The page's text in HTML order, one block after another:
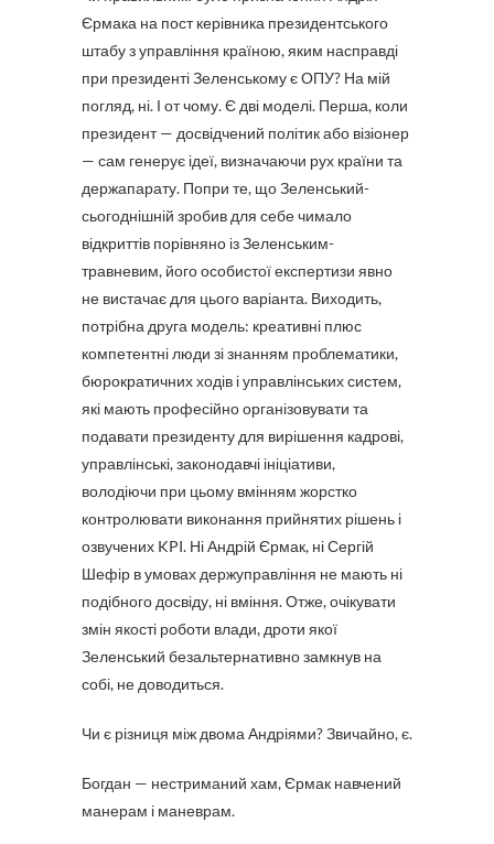
Єрмака на пост керівника президентського
штабу з управління країною, яким насправді
при президенті Зеленському є ОПУ? На мій
погляд, ні. І от чому. Є дві моделі. Перша, коли
президент — досвідчений політик або візіонер
— сам генерує ідеї, визначаючи рух країни та
держапарату. Попри те, що Зеленський-
сьогоднішній зробив для себе чимало
відкриттів порівняно із Зеленським-
травневим, його особистої експертизи явно
не вистачає для цього варіанта. Виходить,
потрібна друга модель: креативні плюс
компетентні люди зі знанням проблематики,
бюрократичних ходів і управлінських систем,
які мають професійно організовувати та
подавати президенту для вирішення кадрові,
управлінські, законодавчі ініціативи,
володіючи при цьому вмінням жорстко
контролювати виконання прийнятих рішень і
озвучених KPI. Ні Андрій Єрмак, ні Сергій
Шефір в умовах держуправління не мають ні
подібного досвіду, ні вміння. Отже, очікувати
змін якості роботи влади, дроти якої
Зеленський безальтернативно замкнув на
собі, не доводиться.
Чи є різниця між двома Андріями? Звичайно, є.
Богдан — нестриманий хам, Єрмак навчений
манерам і маневрам.